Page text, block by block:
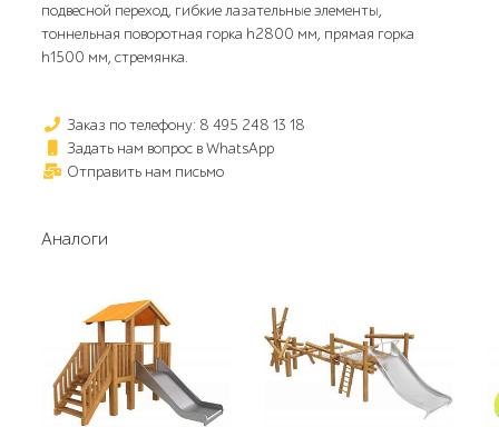
подвесной переход, гибкие лазательные элементы,
тоннельная поворотная горка h2800 мм, прямая горка
h1500 мм, стремянка.
Заказ по телефону: 8 495 248 13 18
Задать нам вопрос в WhatsApp
Отправить нам письмо
Аналоги